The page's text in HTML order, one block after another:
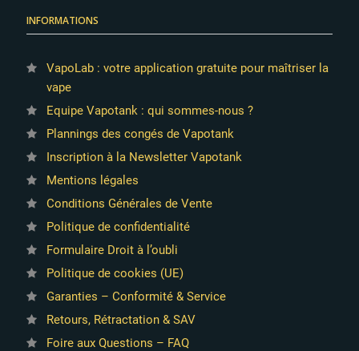
INFORMATIONS
VapoLab : votre application gratuite pour maîtriser la
vape
Equipe Vapotank : qui sommes-nous ?
Plannings des congés de Vapotank
Inscription à la Newsletter Vapotank
Mentions légales
Conditions Générales de Vente
Politique de confidentialité
Formulaire Droit à l’oubli
Politique de cookies (UE)
Garanties – Conformité & Service
Retours, Rétractation & SAV
Foire aux Questions – FAQ